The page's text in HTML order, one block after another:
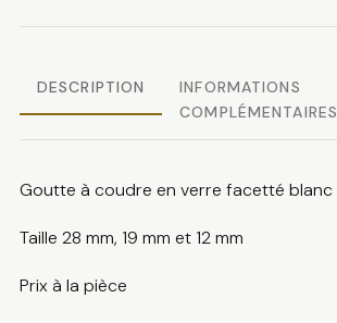
DESCRIPTION
INFORMATIONS
COMPLÉMENTAIRES
Goutte à coudre en verre facetté blanc
Taille 28 mm, 19 mm et 12 mm
Prix à la pièce